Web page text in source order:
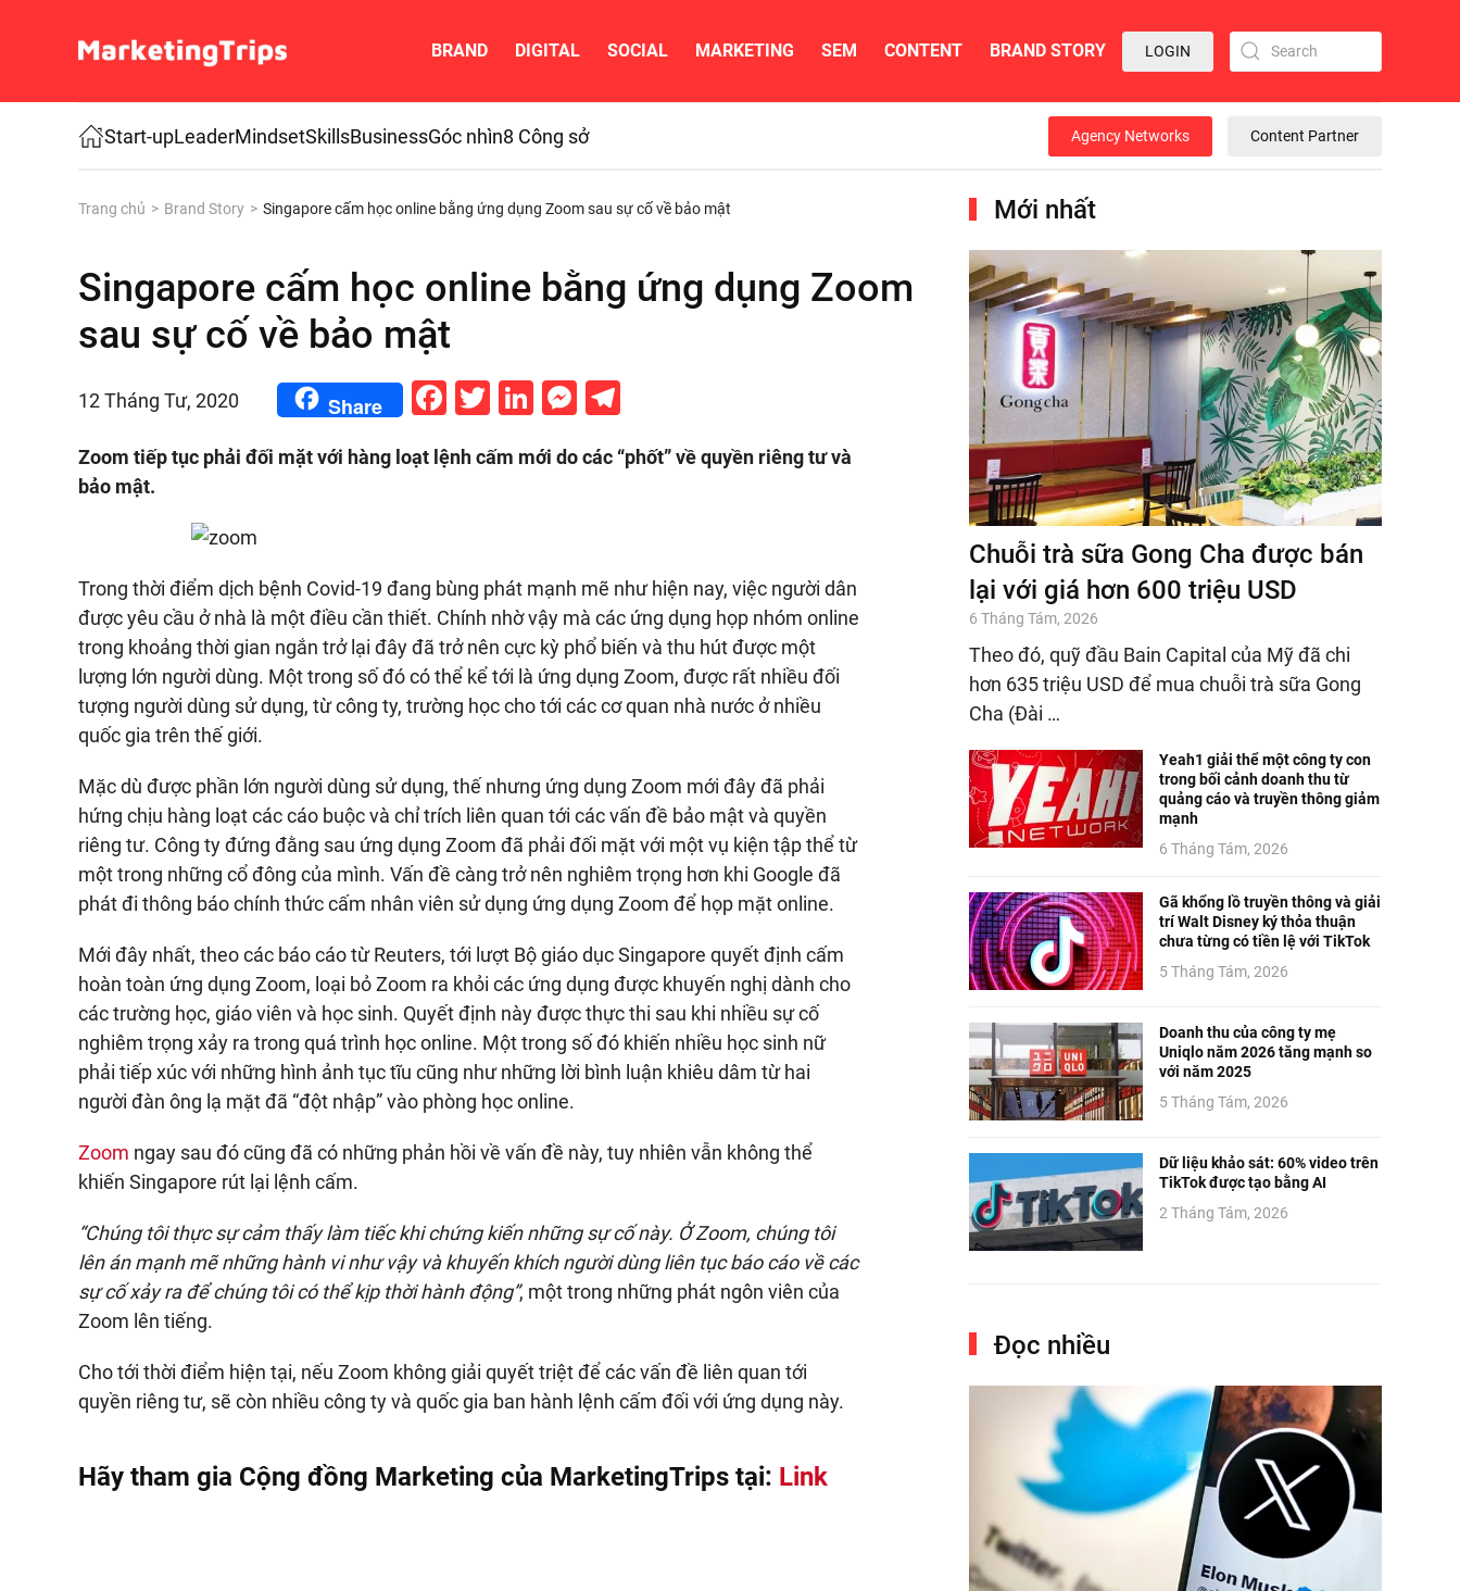
Skip to main content
BRAND DIGITAL SOCIAL MARKETING SEM CONTENT BRAND STORY LOGIN
Start-upLeaderMindsetSkillsBusinessGóc nhìn8 Công sở Agency Networks Content Partner
Trang chủ Brand Story Singapore cấm học online bằng ứng dụng Zoom sau sự cố về bảo mật
Singapore cấm học online bằng ứng dụng Zoom
sau sự cố về bảo mật
12 Tháng Tư, 2020 Share Facebook
Twitter
LinkedIn
Messenger
Telegram
Zoom tiếp tục phải đối mặt với hàng loạt lệnh cấm mới do các “phốt” về quyền riêng tư và
bảo mật.
Trong thời điểm dịch bệnh Covid-19 đang bùng phát mạnh mẽ như hiện nay, việc người dân
được yêu cầu ở nhà là một điều cần thiết. Chính nhờ vậy mà các ứng dụng họp nhóm online
trong khoảng thời gian ngắn trở lại đây đã trở nên cực kỳ phổ biến và thu hút được một
lượng lớn người dùng. Một trong số đó có thể kể tới là ứng dụng Zoom, được rất nhiều đối
tượng người dùng sử dụng, từ công ty, trường học cho tới các cơ quan nhà nước ở nhiều
quốc gia trên thế giới.
Mặc dù được phần lớn người dùng sử dụng, thế nhưng ứng dụng Zoom mới đây đã phải
hứng chịu hàng loạt các cáo buộc và chỉ trích liên quan tới các vấn đề bảo mật và quyền
riêng tư. Công ty đứng đằng sau ứng dụng Zoom đã phải đối mặt với một vụ kiện tập thể từ
một trong những cổ đông của mình. Vấn đề càng trở nên nghiêm trọng hơn khi Google đã
phát đi thông báo chính thức cấm nhân viên sử dụng ứng dụng Zoom để họp mặt online.
Mới đây nhất, theo các báo cáo từ Reuters, tới lượt Bộ giáo dục Singapore quyết định cấm
hoàn toàn ứng dụng Zoom, loại bỏ Zoom ra khỏi các ứng dụng được khuyến nghị dành cho
các trường học, giáo viên và học sinh. Quyết định này được thực thi sau khi nhiều sự cố
nghiêm trọng xảy ra trong quá trình học online. Một trong số đó khiến nhiều học sinh nữ
phải tiếp xúc với những hình ảnh tục tĩu cũng như những lời bình luận khiêu dâm từ hai
người đàn ông lạ mặt đã “đột nhập” vào phòng học online.
Zoom ngay sau đó cũng đã có những phản hồi về vấn đề này, tuy nhiên vẫn không thể
khiến Singapore rút lại lệnh cấm.
“Chúng tôi thực sự cảm thấy làm tiếc khi chứng kiến những sự cố này. Ở Zoom, chúng tôi
lên án mạnh mẽ những hành vi như vậy và khuyến khích người dùng liên tục báo cáo về các
sự cố xảy ra để chúng tôi có thể kịp thời hành động”, một trong những phát ngôn viên của
Zoom lên tiếng.
Cho tới thời điểm hiện tại, nếu Zoom không giải quyết triệt để các vấn đề liên quan tới
quyền riêng tư, sẽ còn nhiều công ty và quốc gia ban hành lệnh cấm đối với ứng dụng này.
Hãy tham gia Cộng đồng Marketing của MarketingTrips tại: Link
Mới nhất
Chuỗi trà sữa Gong Cha được bán
lại với giá hơn 600 triệu USD
6 Tháng Tám, 2026
Theo đó, quỹ đầu Bain Capital của Mỹ đã chi
hơn 635 triệu USD để mua chuỗi trà sữa Gong
Cha (Đài …
Yeah1 giải thể một công ty con
trong bối cảnh doanh thu từ
quảng cáo và truyền thông giảm
mạnh
6 Tháng Tám, 2026
Gã khổng lồ truyền thông và giải
trí Walt Disney ký thỏa thuận
chưa từng có tiền lệ với TikTok
5 Tháng Tám, 2026
Doanh thu của công ty mẹ
Uniqlo năm 2026 tăng mạnh so
với năm 2025
5 Tháng Tám, 2026
Dữ liệu khảo sát: 60% video trên
TikTok được tạo bằng AI
2 Tháng Tám, 2026
Đọc nhiều